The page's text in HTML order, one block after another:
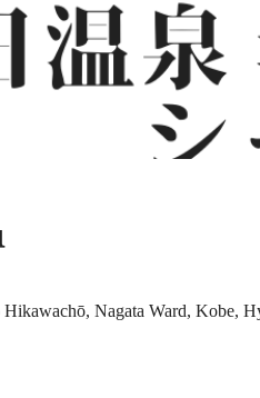
Nagata Ward, Kobe,